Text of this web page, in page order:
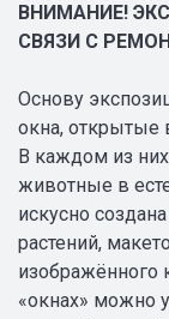
ВНИМАНИЕ!
СВЯЗИ С
Основу
окна,
В каждом из
животные в
искусно
растений,
изображённого
«окнах» можно